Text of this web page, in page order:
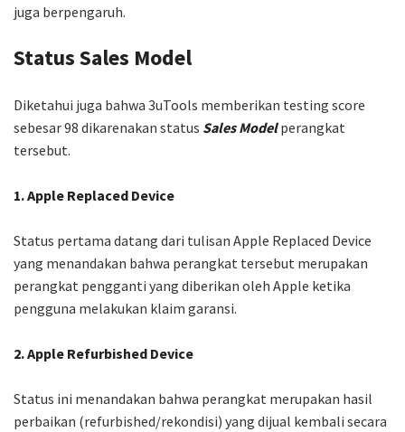
juga berpengaruh.
Status Sales Model
Diketahui juga bahwa 3uTools memberikan testing score
sebesar 98 dikarenakan status Sales Modelperangkat
tersebut.
1. Apple Replaced Device
Status pertama datang dari tulisan Apple Replaced Device
yang menandakan bahwa perangkat tersebut merupakan
perangkat pengganti yang diberikan oleh Apple ketika
pengguna melakukan klaim garansi.
2. Apple Refurbished Device
Status ini menandakan bahwa perangkat merupakan hasil
perbaikan (refurbished/rekondisi) yang dijual kembali secara